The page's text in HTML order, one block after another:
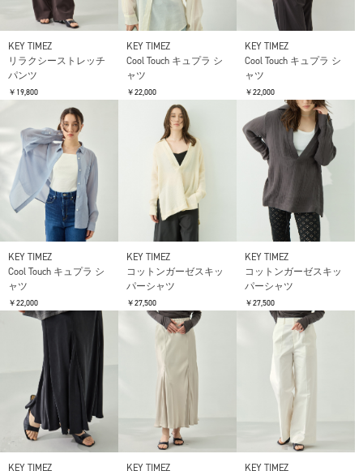
KEY TIMEZ
リラクシーストレッチ
パンツ
￥19,800
KEY TIMEZ
Cool Touch キュプラ シ
ャツ
￥22,000
KEY TIMEZ
Cool Touch キュプラ シ
ャツ
￥22,000
KEY TIMEZ
Cool Touch キュプラ シ
ャツ
￥22,000
KEY TIMEZ
コットンガーゼスキッ
パーシャツ
￥27,500
KEY TIMEZ
コットンガーゼスキッ
パーシャツ
￥27,500
KEY TIMEZ KEY TIMEZ KEY TIMEZ